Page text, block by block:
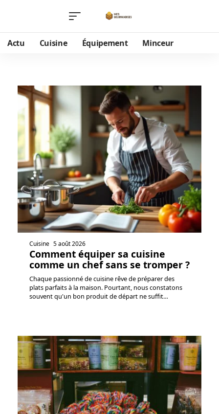
Actu Cuisine Équipement Minceur
Cuisine 5 août 2026
Comment équiper sa cuisine
comme un chef sans se tromper ?
Chaque passionné de cuisine rêve de préparer des
plats parfaits à la maison. Pourtant, nous constatons
souvent qu'un bon produit de départ ne suffit…